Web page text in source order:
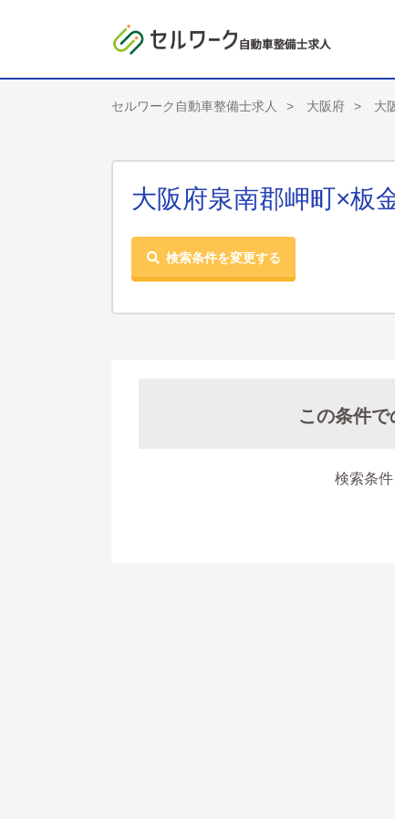
セルワーク自動車整備士求人 大阪府 大
大阪府泉南郡岬町×板
検索条件を変更する
この条件で
検索条